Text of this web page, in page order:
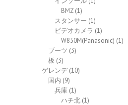
BMZ (1)
スタンサー (1)
ビデオカメラ (1)
W850M(Panasonic) (1)
ブーツ (3)
板 (3)
ゲレンデ(10)
国内 (9)
兵庫 (1)
ハチ北 (1)